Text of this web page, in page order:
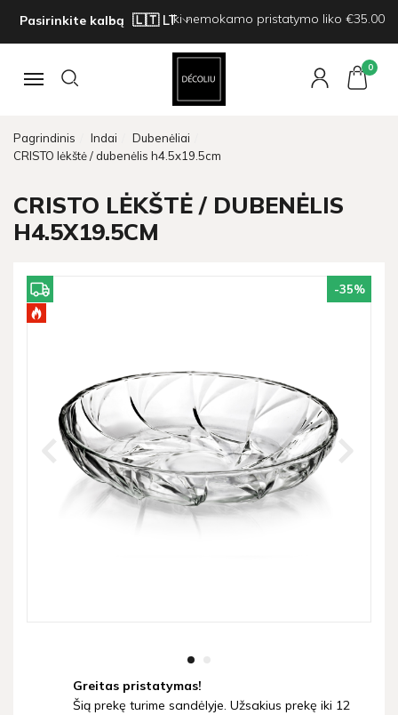
Pasirinkite kalbą Iki nemokamo pristatymo liko €35.00
Navigacija
0
Pagrindinis Indai
Dubenėliai
CRISTO lėkštė / dubenėlis h4.5x19.5cm
CRISTO LĖKŠTĖ / DUBENĖLIS
H4.5X19.5CM
-35%
Greitas pristatymas!
Šią prekę turime sandėlyje. Užsakius prekę iki 12